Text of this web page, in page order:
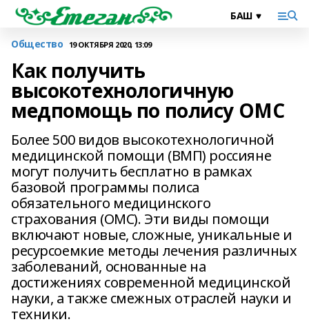
Общество 19 ОКТЯБРЯ 2020, 13:09
Как получить
высокотехнологичную
медпомощь по полису ОМС
Более 500 видов высокотехнологичной
медицинской помощи (ВМП) россияне
могут получить бесплатно в рамках
базовой программы полиса
обязательного медицинского
страхования (ОМС). Эти виды помощи
включают новые, сложные, уникальные и
ресурсоемкие методы лечения различных
заболеваний, основанные на
достижениях современной медицинской
науки, а также смежных отраслей науки и
техники.